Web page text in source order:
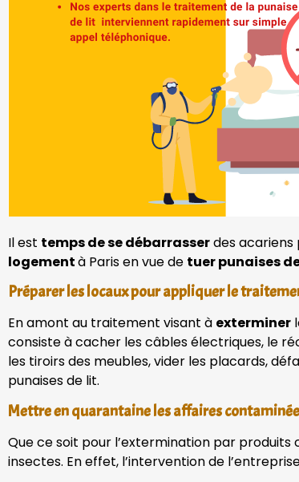
Il est temps de se débarrasserdes acariens
logementà Paris en vue de tuer punaises
Préparer les locaux pour appliquer le
En amont au traitement visant à exterminer
consiste à cacher les câbles électriques, le
les tiroirs des meubles, vider les placards,
punaises de lit.
Mettre en quarantaine les affaires
Que ce soit pour l’extermination par produits
insectes. En effet, l’intervention de